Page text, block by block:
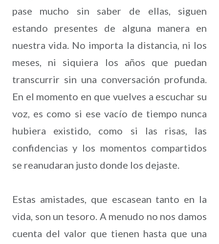
pase mucho sin saber de ellas, siguen
estando presentes de alguna manera en
nuestra vida. No importa la distancia, ni los
meses, ni siquiera los años que puedan
transcurrir sin una conversación profunda.
En el momento en que vuelves a escuchar su
voz, es como si ese vacío de tiempo nunca
hubiera existido, como si las risas, las
confidencias y los momentos compartidos
se reanudaran justo donde los dejaste.
Estas amistades, que escasean tanto en la
vida, son un tesoro. A menudo no nos damos
cuenta del valor que tienen hasta que una